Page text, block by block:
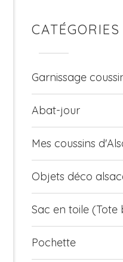
Garnissage
Abat-jour
Mes coussins
Objets déco
Sac en toile (Tote
Pochette